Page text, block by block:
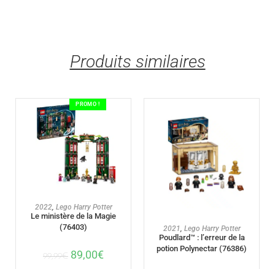
Produits similaires
PROMO !
AJOUTER AU PANIER
2022, Lego Harry Potter
Le ministère de la Magie
(76403)
99,99€ 89,00€
AJOUTER AU PANIER
2021, Lego Harry Potter
Poudlard™ : l’erreur de la
potion Polynectar (76386)